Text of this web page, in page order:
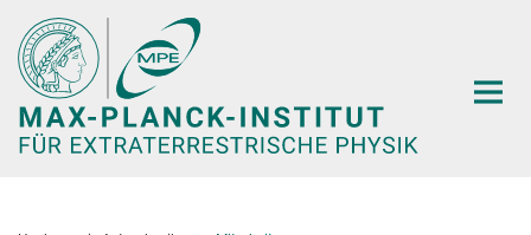
Hauptinhalt